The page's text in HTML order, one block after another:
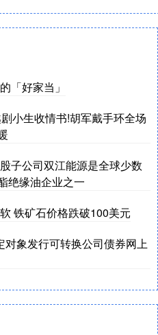
「好家当」
小生收情书!胡军戴手环全场
子公司双江能源是全球少数
绝缘油企业之一
铁矿石价格跌破100美元
对象发行可转换公司债券网上